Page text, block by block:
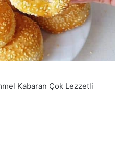
Kabaran Çok Lezzetli